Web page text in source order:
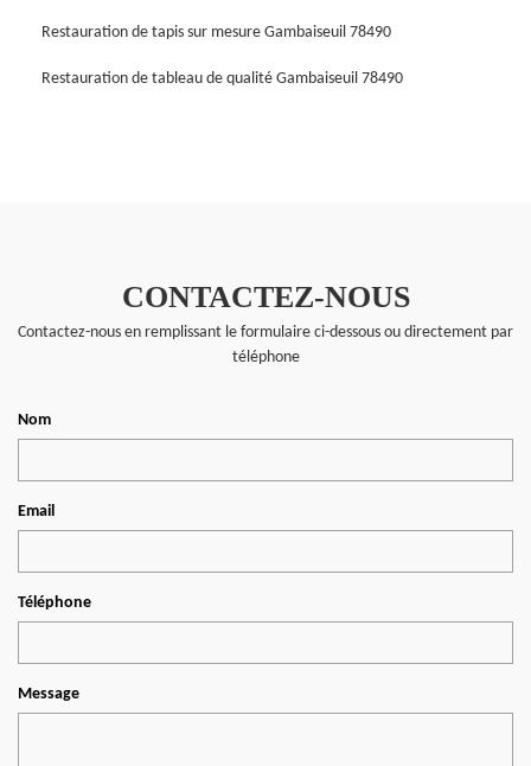
Restauration de tapis sur mesure Gambaiseuil 78490
Restauration de tableau de qualité Gambaiseuil 78490
CONTACTEZ-NOUS
Contactez-nous en remplissant le formulaire ci-dessous ou directement par
téléphone
Nom
Email
Téléphone
Message